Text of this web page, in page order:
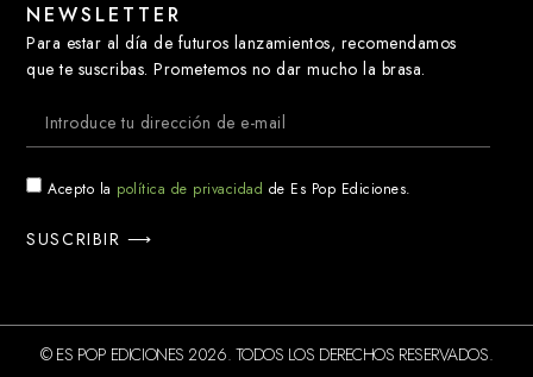
NEWSLETTER
Para estar al día de futuros lanzamientos, recomendamos
que te suscribas. Prometemos no dar mucho la brasa.
Acepto la política de privacidad de Es Pop Ediciones.
SUSCRIBIR ⟶
© ES POP EDICIONES 2026. TODOS LOS DERECHOS RESERVADOS.